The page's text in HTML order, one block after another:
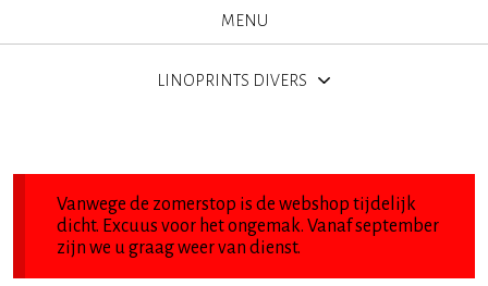
MENU
LINOPRINTS DIVERS
Vanwege de zomerstop is de webshop tijdelijk
dicht. Excuus voor het ongemak. Vanaf september
zijn we u graag weer van dienst.